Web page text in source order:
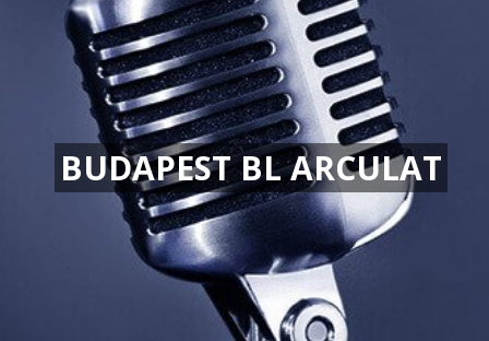
BUDAPEST BL ARCULAT